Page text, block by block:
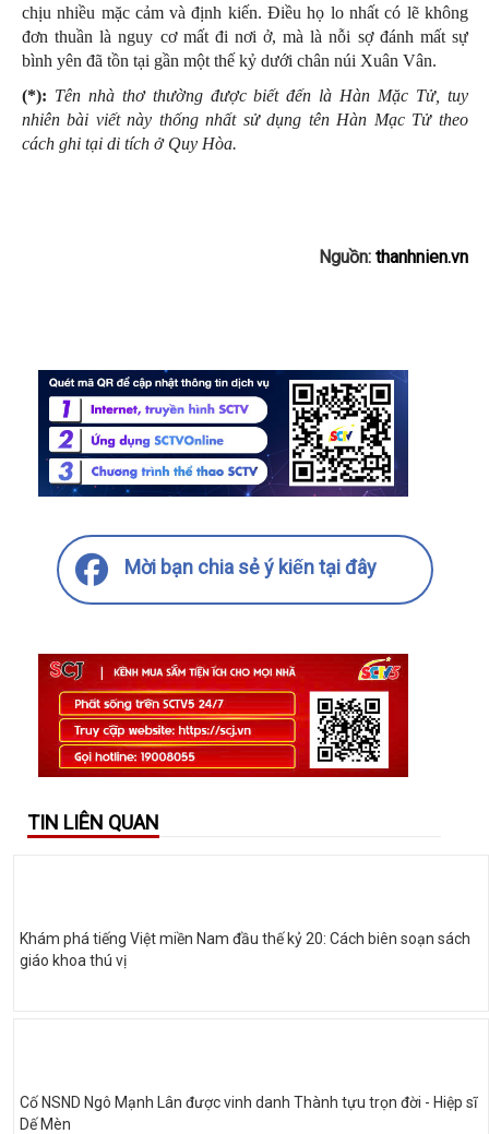
chịu nhiều mặc cảm và định kiến. Điều họ lo nhất có lẽ không
đơn thuần là nguy cơ mất đi nơi ở, mà là nỗi sợ đánh mất sự
bình yên đã tồn tại gần một thế kỷ dưới chân núi Xuân Vân.
(*): Tên nhà thơ thường được biết đến là Hàn Mặc Tử, tuy
nhiên bài viết này thống nhất sử dụng tên Hàn Mạc Tử theo
cách ghi tại di tích ở Quy Hòa.
Nguồn: thanhnien.vn
Mời bạn chia sẻ ý kiến tại đây
TIN LIÊN QUAN
Khám phá tiếng Việt miền Nam đầu thế kỷ 20: Cách biên soạn sách
giáo khoa thú vị
Cố NSND Ngô Mạnh Lân được vinh danh Thành tựu trọn đời - Hiệp sĩ
Dế Mèn